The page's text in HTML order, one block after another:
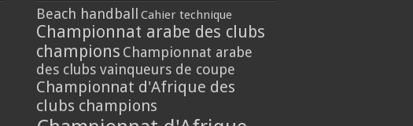
Beach handball Cahier technique
Championnat arabe des clubs
champions Championnat arabe
des clubs vainqueurs de coupe
Championnat d'Afrique des
clubs champions